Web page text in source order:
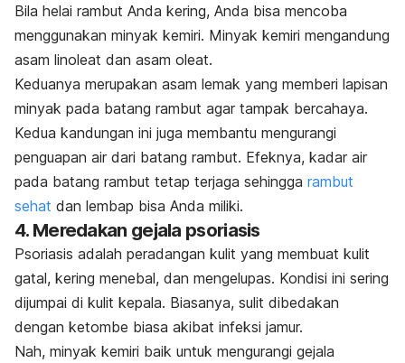
Bila helai rambut Anda kering, Anda bisa mencoba
menggunakan minyak kemiri. Minyak kemiri mengandung
asam linoleat dan asam oleat.
Keduanya merupakan asam lemak yang memberi lapisan
minyak pada batang rambut agar tampak bercahaya.
Kedua kandungan ini juga membantu mengurangi
penguapan air dari batang rambut. Efeknya, kadar air
pada batang rambut tetap terjaga sehingga rambut
sehat dan lembap bisa Anda miliki.
4. Meredakan gejala psoriasis
Psoriasis adalah peradangan kulit yang membuat kulit
gatal, kering menebal, dan mengelupas. Kondisi ini sering
dijumpai di kulit kepala. Biasanya, sulit dibedakan
dengan ketombe biasa akibat infeksi jamur.
Nah, minyak kemiri baik untuk mengurangi gejala